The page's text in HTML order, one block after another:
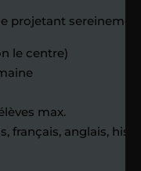
progrès
projetant
le centre)
max.
français, anglais,